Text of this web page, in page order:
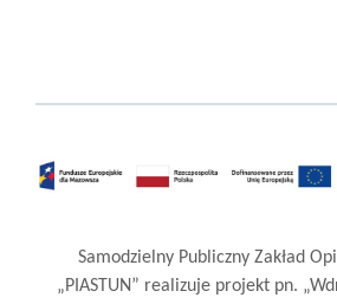
Samodzielny Publiczny Zakład
„PIASTUN” realizuje projekt pn.